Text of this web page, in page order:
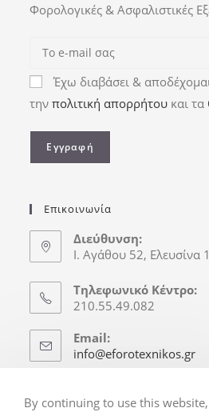
Φορολογικές & Ασφαλιστικές
Έχω διαβάσει &
τηνπολιτική απορρήτου και τα
Επικοινωνία
Διεύθυνση:
Ι. Αγάθου 52, Ελευσίνα
Τηλεφωνικό Κέντρο:
210.55.49.082
Email:
info@eforotexnikos.gr
By continuing to use this